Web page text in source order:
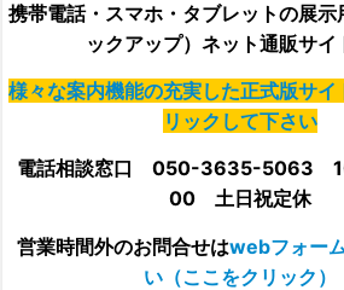
携帯電話・スマホ・タブレットの展示
ックアップ）ネット通販サイ
様々な案内機能の充実した正式版サイ
リックして下さい
電話相談窓口 050-3635-5063
00 土日祝定休
営業時間外のお問合せはwebフォー
い（ここをクリック）